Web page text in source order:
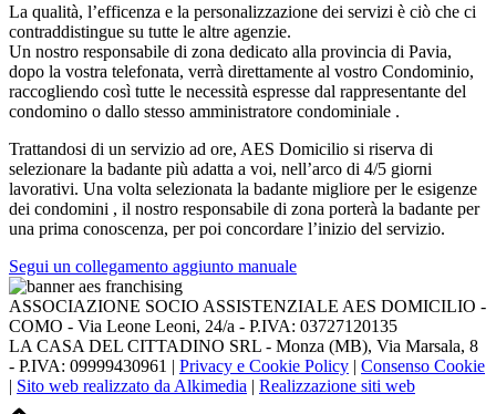
La qualità, l’efficenza e la personalizzazione dei servizi è ciò che ci
contraddistingue su tutte le altre agenzie.
Un nostro responsabile di zona dedicato alla provincia di Pavia,
dopo la vostra telefonata, verrà direttamente al vostro Condominio,
raccogliendo così tutte le necessità espresse dal rappresentante del
condomino o dallo stesso amministratore condominiale .
Trattandosi di un servizio ad ore, AES Domicilio si riserva di
selezionare la badante più adatta a voi, nell’arco di 4/5 giorni
lavorativi. Una volta selezionata la badante migliore per le esigenze
dei condomini , il nostro responsabile di zona porterà la badante per
una prima conoscenza, per poi concordare l’inizio del servizio.
Segui un collegamento aggiunto manuale
ASSOCIAZIONE SOCIO ASSISTENZIALE AES DOMICILIO -
COMO - Via Leone Leoni, 24/a - P.IVA: 03727120135
LA CASA DEL CITTADINO SRL - Monza (MB), Via Marsala, 8
- P.IVA: 09999430961 | Privacy e Cookie Policy | Consenso Cookie
| Sito web realizzato da Alkimedia | Realizzazione siti web